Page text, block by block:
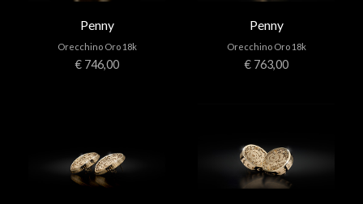
Penny
Orecchino Oro 18k
€ 746,00
Penny
Orecchino Oro 18k
€ 763,00